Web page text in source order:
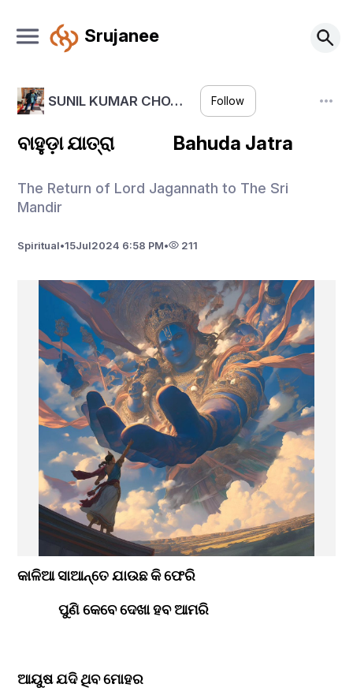
Srujanee
SUNIL KUMAR CHO… Follow
ବାହୁଡ଼ା ଯାତ୍ରା Bahuda Jatra
The Return of Lord Jagannath to The Sri
Mandir
Spiritual•15Jul2024 6:58 PM• 211
କାଳିଆ ସାଆନ୍ତେ ଯାଉଛ କି ଫେରି
             ପୁଣି କେବେ ଦେଖା ହବ ଆମରି
ଆୟୁଷ ଯଦି ଥିବ ମୋହର